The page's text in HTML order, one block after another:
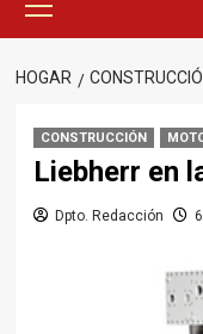
principal
HOGAR
CONSTRUCCIÓN
Liebherr en
Dpto. Redacción